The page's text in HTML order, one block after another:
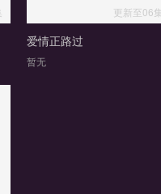
更新至06集
爱情正路过
暂无